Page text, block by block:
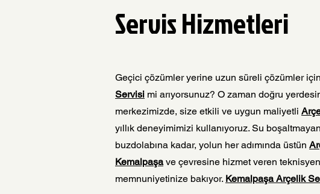
Servis Hizmetleri
Geçici çözümler yerine uzun süreli çözümler
Servisi mi arıyorsunuz? O zaman doğru
merkezimizde, size etkili ve uygun maliyetli
yıllık deneyimimizi kullanıyoruz. Su
buzdolabına kadar, yolun her adımında üstün
Kemalpaşave çevresine hizmet veren
memnuniyetinize bakıyor. Kemalpaşa Arçelik